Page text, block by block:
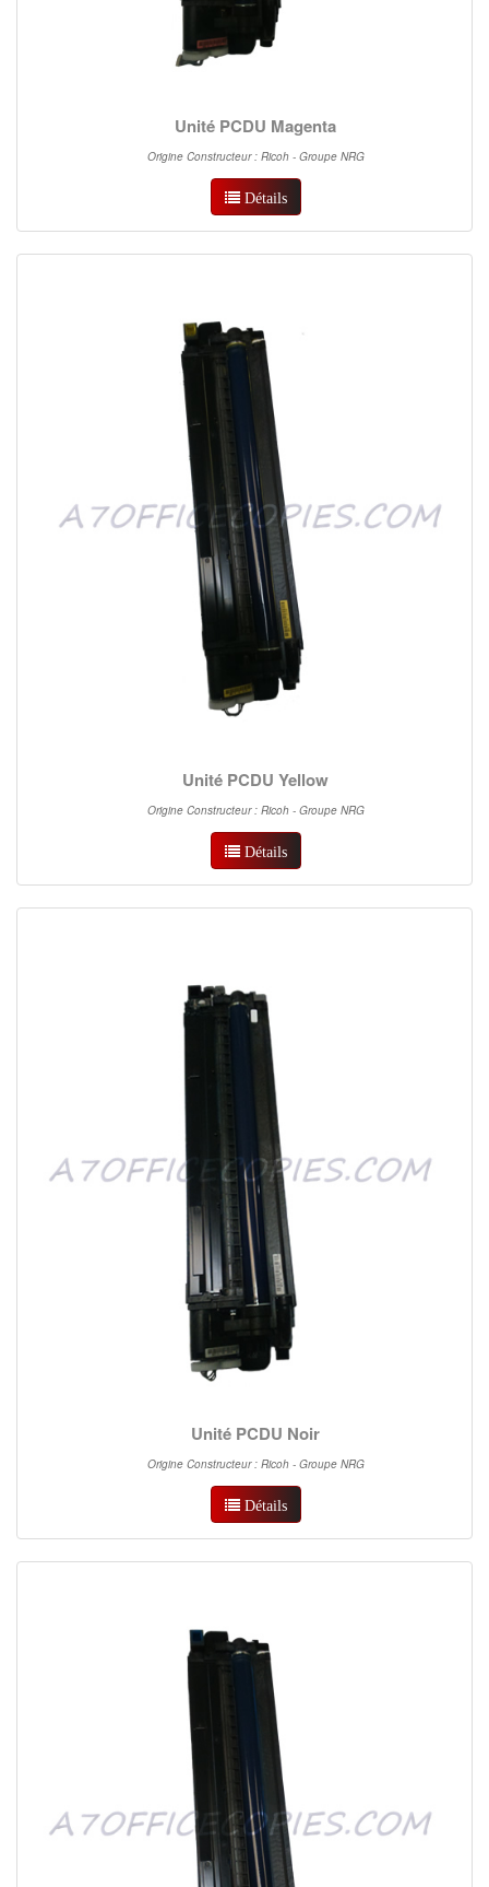
Unité PCDU Magenta
Origine Constructeur : Ricoh - Groupe NRG
Détails
Unité PCDU Yellow
Origine Constructeur : Ricoh - Groupe NRG
Détails
Unité PCDU Noir
Origine Constructeur : Ricoh - Groupe NRG
Détails